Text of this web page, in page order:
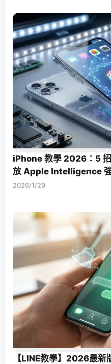
iPhone 教學 2026：5
放 Apple Intelligence
2026/1/29
【LINE教學】2026最